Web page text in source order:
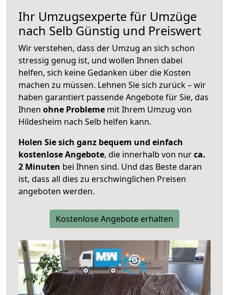
Ihr Umzugsexperte für Umzüge
nach Selb Günstig und Preiswert
Wir verstehen, dass der Umzug an sich schon
stressig genug ist, und wollen Ihnen dabei
helfen, sich keine Gedanken über die Kosten
machen zu müssen. Lehnen Sie sich zurück – wir
haben garantiert passende Angebote für Sie, das
Ihnen ohne Probleme mit Ihrem Umzug von
Hildesheim nach Selb helfen kann.
Holen Sie sich ganz bequem und einfach
kostenlose Angebote, die innerhalb von nurca.
2 Minuten bei Ihnen sind. Und das Beste daran
ist, dass all dies zu erschwinglichen Preisen
angeboten werden.
Kostenlose Angebote erhalten